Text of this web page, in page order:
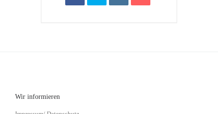
Wir informieren